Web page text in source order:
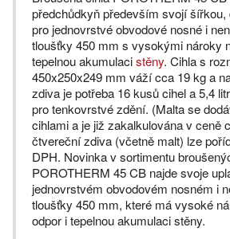
předchůdkyň především svojí
pro jednovrstvé obvodové nosné i
tloušťky 450 mm s vysokými nároky
tepelnou akumulacistěny. Cihla s
450x250x249 mm váží cca 19 kg a
zdiva je potřeba 16 kusů cihel a 5,4
pro tenkovrstvé zdění. (Malta se
cihlami a je již zakalkulována v ceně
čtvereční zdiva (včetně malt) lze
DPH. Novinka v sortimentu
POROTHERM 45 CB najde svoje
jednovrstvém obvodovém nosném i
tloušťky 450 mm, které má vysoké
odpor i tepelnou akumulaci stěny.